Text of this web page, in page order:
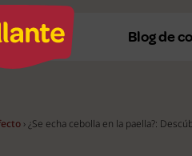
Blog de
›¿Se echa cebolla en la paella?: